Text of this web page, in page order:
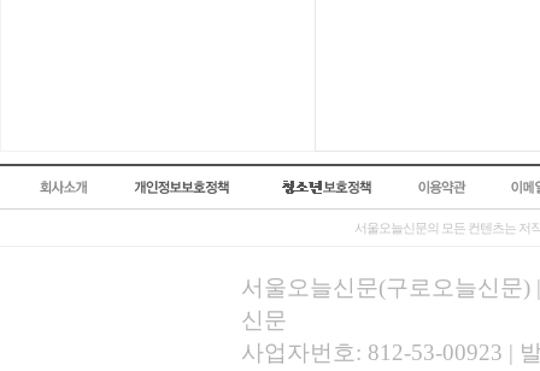
서울오늘신문의 모든 컨텐츠는 저
서울오늘신문(구로오늘신문)
신문
사업자번호: 812-53-00923 |